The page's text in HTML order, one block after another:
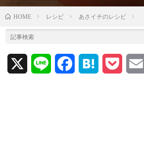
HOME レシピ あさイチのレシピ